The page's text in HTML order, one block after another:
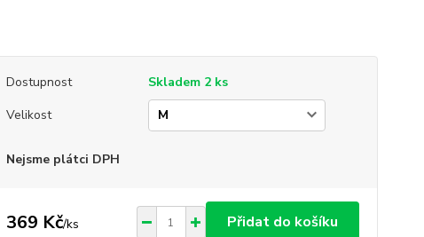
Dostupnost
Skladem 2 ks
Velikost
Nejsme plátci DPH
369 Kč/ks Přidat do košíku